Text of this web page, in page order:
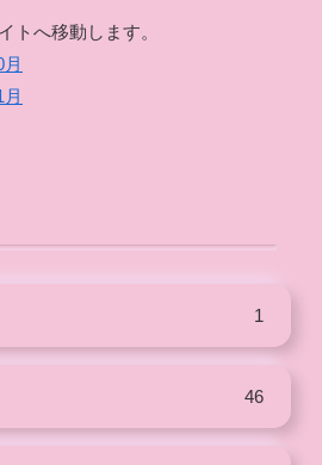
トへ移動します。
1
46